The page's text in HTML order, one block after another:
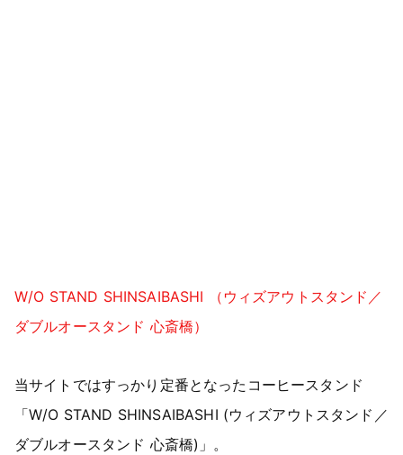
W/O STAND SHINSAIBASHI （ウィズアウトスタンド／
ダブルオースタンド 心斎橋）
当サイトではすっかり定番となったコーヒースタンド
「W/O STAND SHINSAIBASHI (ウィズアウトスタンド／
ダブルオースタンド 心斎橋)」。